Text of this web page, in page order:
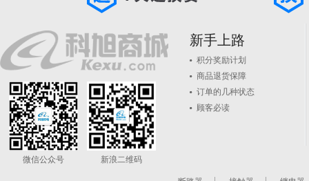
微信公众号 新浪二维码
新手上路
积分奖励计划
商品退货保障
订单的几种状态
顾客必读